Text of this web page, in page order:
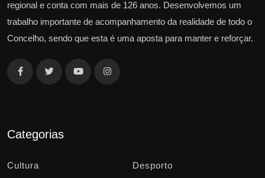
regional e conta com mais de 126 anos. Desenvolvemos um
trabalho importante de acompanhamento da realidade de todo o
Concelho, sendo que esta é uma aposta para manter e reforçar.
Categorias
Cultura Desporto